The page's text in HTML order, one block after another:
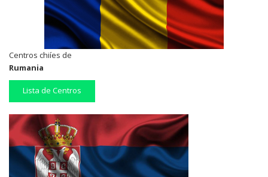
Centros chiíes de
Rumania
Lista de Centros